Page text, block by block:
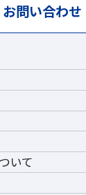
お問い合わせ
いて